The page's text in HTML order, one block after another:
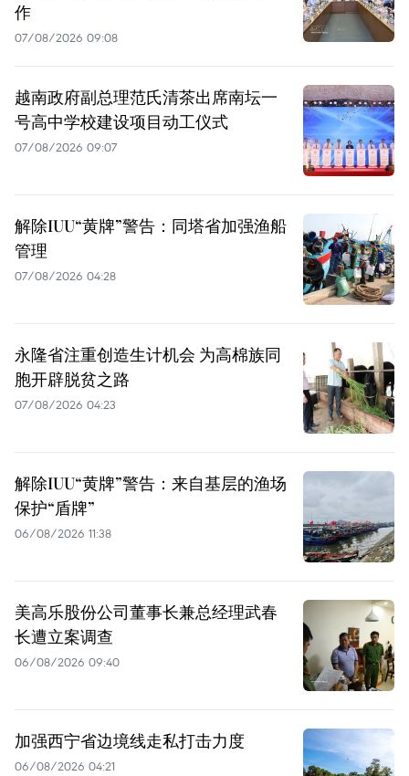
作
07/08/2026 09:08
越南政府副总理范氏清茶出席南坛一
号高中学校建设项目动工仪式
07/08/2026 09:07
解除IUU“黄牌”警告：同塔省加强渔船
管理
07/08/2026 04:28
永隆省注重创造生计机会 为高棉族同
胞开辟脱贫之路
07/08/2026 04:23
解除IUU“黄牌”警告：来自基层的渔场
保护“盾牌”
06/08/2026 11:38
美高乐股份公司董事长兼总经理武春
长遭立案调查
06/08/2026 09:40
加强西宁省边境线走私打击力度
06/08/2026 04:21